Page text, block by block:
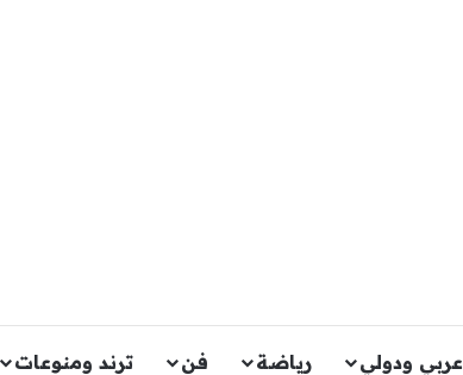
عربي ودولي رياضة فن ترند ومنوعات